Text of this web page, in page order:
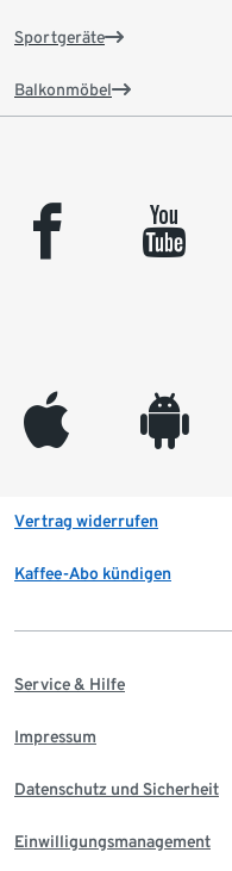
Sportgeräte
Balkonmöbel
facebook youtube
appleinc android
Vertrag widerrufen
Kaffee-Abo kündigen
Service & Hilfe
Impressum
Datenschutz und Sicherheit
Einwilligungsmanagement